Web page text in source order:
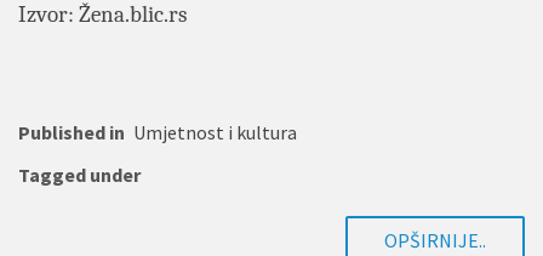
Izvor: Žena.blic.rs
Published in Umjetnost i kultura
Tagged under
OPŠIRNIJE..